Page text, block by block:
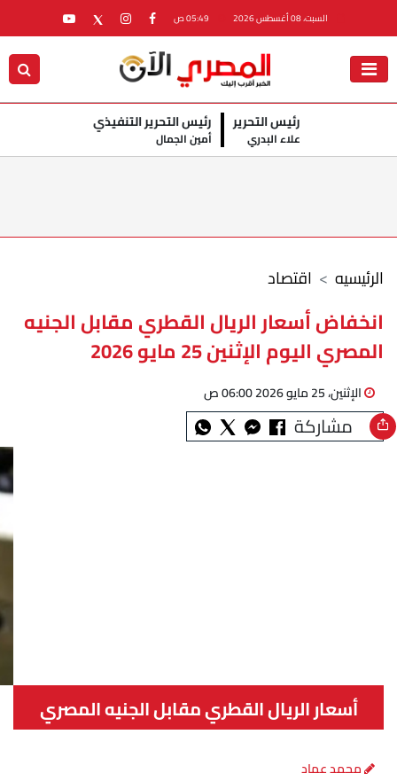
السبت، 08 أغسطس 2026
رئيس التحرير
علاء البدري
رئيس التحرير التنفيذي
أمين الجمال
اقتصاد الرئيسيه
انخفاض أسعار الريال القطري مقابل الجنيه
المصري اليوم الإثنين 25 مايو 2026
الإثنين، 25 مايو 2026 06:00 ص
مشاركة
أسعار الريال القطري مقابل الجنيه المصري
اليوم الإثنين
محمد عماد